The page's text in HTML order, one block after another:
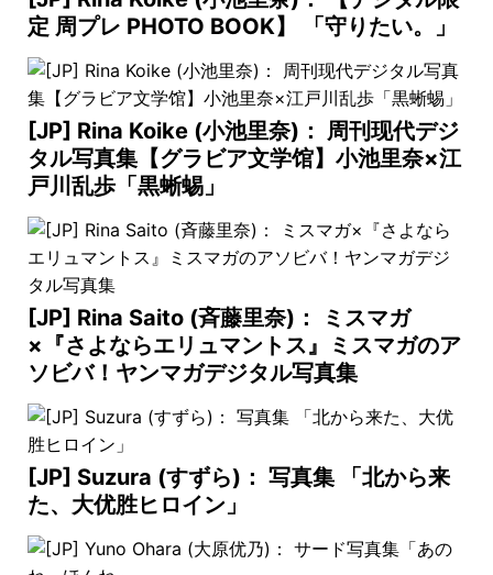
定 周プレ PHOTO BOOK】 「守りたい。」
[JP] Rina Koike (小池里奈)： 周刊现代デジ
タル写真集【グラビア文学馆】小池里奈×江
戸川乱歩「黒蜥蜴」
[JP] Rina Saito (斉藤里奈)： ミスマガ
×『さよならエリュマントス』ミスマガのア
ソビバ！ヤンマガデジタル写真集
[JP] Suzura (すずら)： 写真集 「北から来
た、大优胜ヒロイン」